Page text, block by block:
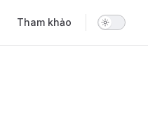
Tham khảo